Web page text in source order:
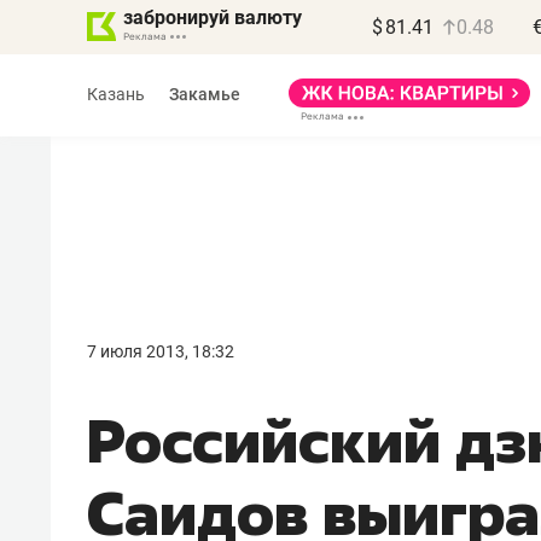
забронируй валюту $ 81.41 0.48
Казань Закамье
7 июля 2013, 18:32
Российский
Саидов
правил, бизнес может
потерять минимум